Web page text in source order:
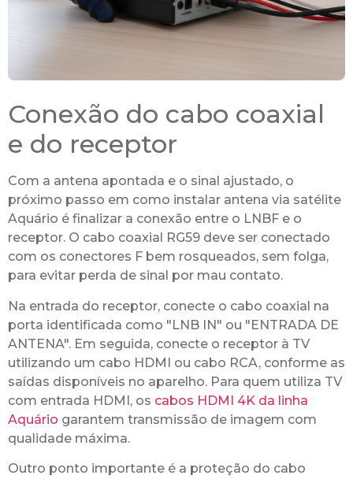
Conexão do cabo coaxial
e do receptor
Com a antena apontada e o sinal ajustado, o
próximo passo em como instalar antena via satélite
Aquário é finalizar a conexão entre o LNBF e o
receptor. O cabo coaxial RG59 deve ser conectado
com os conectores F bem rosqueados, sem folga,
para evitar perda de sinal por mau contato.
Na entrada do receptor, conecte o cabo coaxial na
porta identificada como "LNB IN" ou "ENTRADA DE
ANTENA". Em seguida, conecte o receptor à TV
utilizando um cabo HDMI ou cabo RCA, conforme as
saídas disponíveis no aparelho. Para quem utiliza TV
com entrada HDMI, os cabos HDMI 4K da linha
Aquário garantem transmissão de imagem com
qualidade máxima.
Outro ponto importante é a proteção do cabo